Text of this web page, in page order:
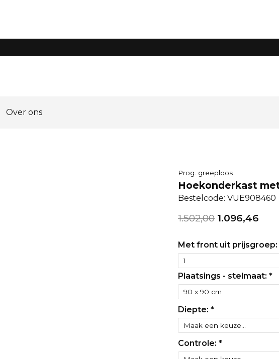
Over ons
Prog. greeploos
Hoekonderkast
Bestelcode: VUE908460
1.502,00 1.096,46
Met front uit prijsgroep:
Plaatsings - stelmaat: *
Diepte: *
Controle: *